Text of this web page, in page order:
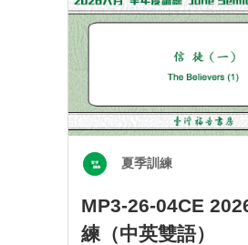
夏季訓練
MP3-26-04CE
練（中英雙語）